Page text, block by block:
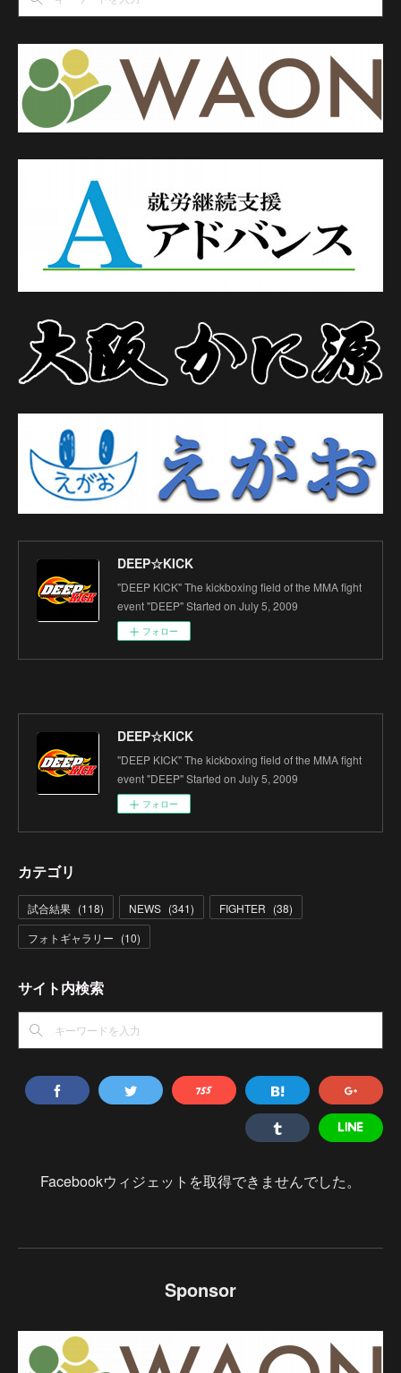
DEEP☆KICK
"DEEP KICK" The kickboxing field of the MMA fight
event "DEEP" Started on July 5, 2009
フォロー
DEEP☆KICK
"DEEP KICK" The kickboxing field of the MMA fight
event "DEEP" Started on July 5, 2009
フォロー
カテゴリ
試合結果 (118) NEWS (341) FIGHTER (38)
フォトギャラリー (10)
サイト内検索
Facebookウィジェットを取得できませんでした。
Sponsor